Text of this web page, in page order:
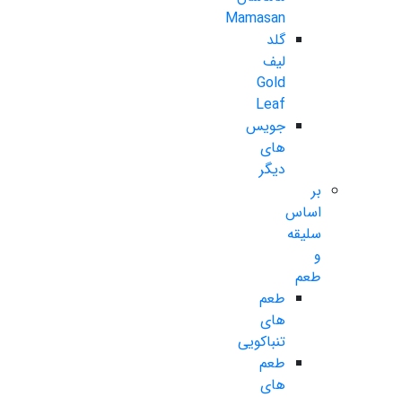
Mamasan
گلد
لیف
Gold
Leaf
جویس
های
دیگر
بر
اساس
سلیقه
و
طعم
طعم
های
تنباکویی
طعم
های